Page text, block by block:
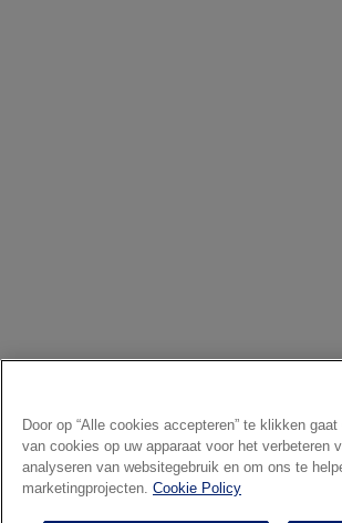
Door op “Alle cookies accepteren” te klikken
van cookies op uw apparaat voor het verbeteren
analyseren van websitegebruik en om ons te
marketingprojecten. Cookie Policy